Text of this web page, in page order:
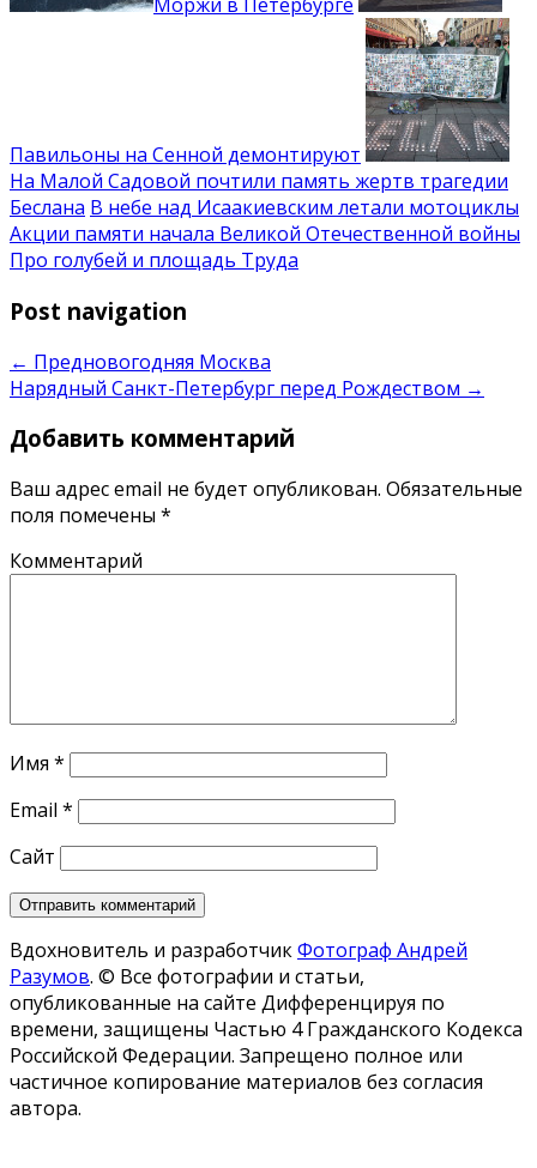
Павильоны на Сенной демонтируют
На Малой Садовой почтили память жертв трагедии
Беслана В небе над Исаакиевским летали мотоциклы
Акции памяти начала Великой Отечественной войны
Про голубей и площадь Труда
Post navigation
← Предновогодняя Москва
Нарядный Санкт-Петербург перед Рождеством →
Добавить комментарий
Ваш адрес email не будет опубликован. Обязательные
поля помечены *
Комментарий
Имя *
Email *
Сайт
Вдохновитель и разработчикФотограф Андрей
Разумов. © Все фотографии и статьи,
опубликованные на сайте Дифференцируя по
времени, защищены Частью 4 Гражданского Кодекса
Российской Федерации. Запрещено полное или
частичное копирование материалов без согласия
автора.